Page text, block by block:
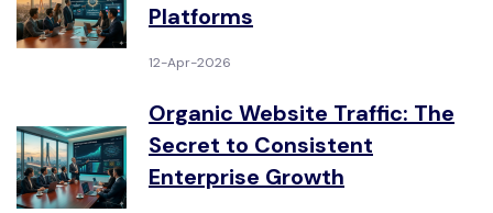
Platforms
12-Apr-2026
Organic Website Traffic: The
Secret to Consistent
Enterprise Growth